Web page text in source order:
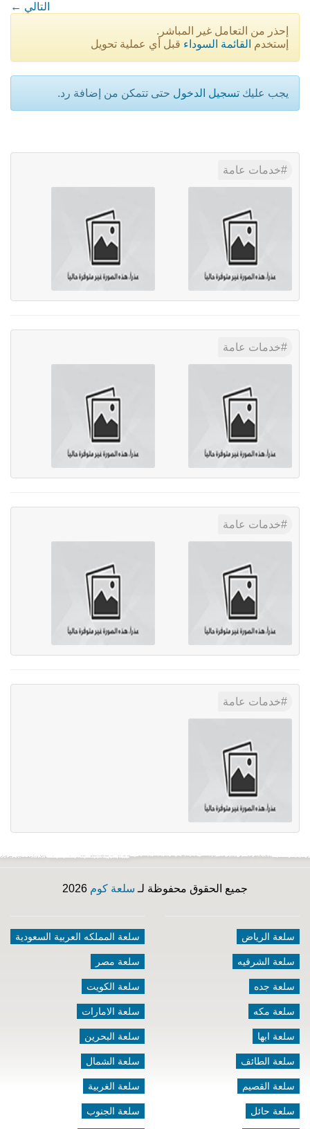
← التالي
إحذر من التعامل غير المباشر.
إستخدم القائمة السوداء قبل أي عملية تحويل
يجب عليك تسجيل الدخول حتى تتمكن من إضافة رد.
خدمات عامة
خدمات عامة
خدمات عامة
خدمات عامة
جميع الحقوق محفوظة لـ سلعة كوم
سلعة الرياض
سلعة الشرقيه
سلعة جده
سلعة مكه
سلعة ابها
سلعة الطائف
سلعة القصيم
سلعة حائل
سلعة المملكه العربية السعودية
سلعة مصر
سلعة الكويت
سلعة الامارات
سلعة البحرين
سلعة الشمال
سلعة الغربية
سلعة الجنوب